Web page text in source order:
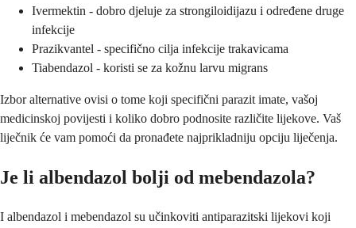
Ivermektin - dobro djeluje za strongiloidijazu i određene druge
infekcije
Prazikvantel - specifično cilja infekcije trakavicama
Tiabendazol - koristi se za kožnu larvu migrans
Izbor alternative ovisi o tome koji specifični parazit imate, vašoj
medicinskoj povijesti i koliko dobro podnosite različite lijekove. Vaš
liječnik će vam pomoći da pronađete najprikladniju opciju liječenja.
Je li albendazol bolji od mebendazola?
I albendazol i mebendazol su učinkoviti antiparazitski lijekovi koji